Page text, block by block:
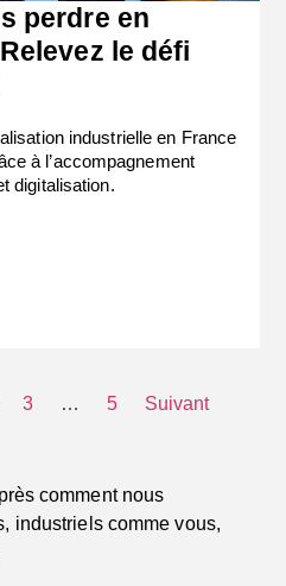
perdre en
le défi
industrielle en France
à l’accompagnement
digitalisation.
3 … 5 Suivant
comment nous
industriels comme vous,